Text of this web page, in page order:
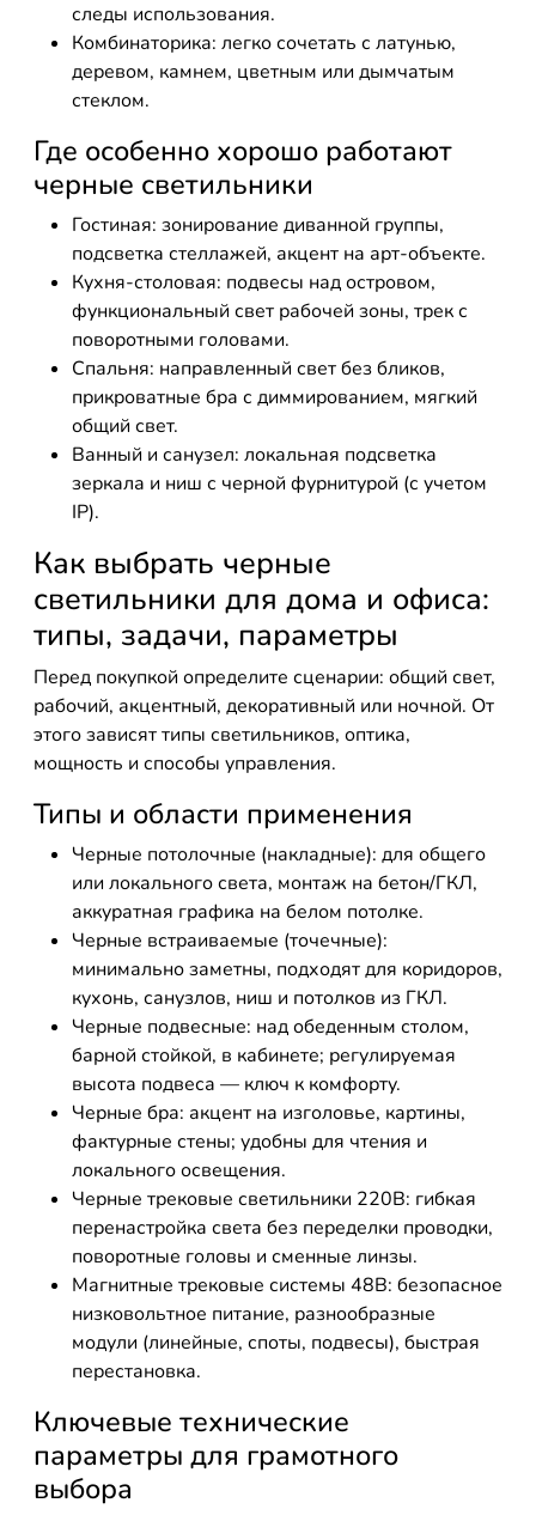
следы использования.
Комбинаторика: легко сочетать с латунью,
деревом, камнем, цветным или дымчатым
стеклом.
Где особенно хорошо работают
черные светильники
Гостиная: зонирование диванной группы,
подсветка стеллажей, акцент на арт-объекте.
Кухня-столовая: подвесы над островом,
функциональный свет рабочей зоны, трек с
поворотными головами.
Спальня: направленный свет без бликов,
прикроватные бра с диммированием, мягкий
общий свет.
Ванный и санузел: локальная подсветка
зеркала и ниш с черной фурнитурой (с учетом
IP).
Как выбрать черные
светильники для дома и офиса:
типы, задачи, параметры
Перед покупкой определите сценарии: общий свет,
рабочий, акцентный, декоративный или ночной. От
этого зависят типы светильников, оптика,
мощность и способы управления.
Типы и области применения
Черные потолочные (накладные): для общего
или локального света, монтаж на бетон/ГКЛ,
аккуратная графика на белом потолке.
Черные встраиваемые (точечные):
минимально заметны, подходят для коридоров,
кухонь, санузлов, ниш и потолков из ГКЛ.
Черные подвесные: над обеденным столом,
барной стойкой, в кабинете; регулируемая
высота подвеса — ключ к комфорту.
Черные бра: акцент на изголовье, картины,
фактурные стены; удобны для чтения и
локального освещения.
Черные трековые светильники 220В: гибкая
перенастройка света без переделки проводки,
поворотные головы и сменные линзы.
Магнитные трековые системы 48В: безопасное
низковольтное питание, разнообразные
модули (линейные, споты, подвесы), быстрая
перестановка.
Ключевые технические
параметры для грамотного
выбора